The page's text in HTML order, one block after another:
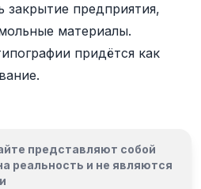
закрытие предприятия,
материалы.
придётся как
представляют собой
реальность и не являются